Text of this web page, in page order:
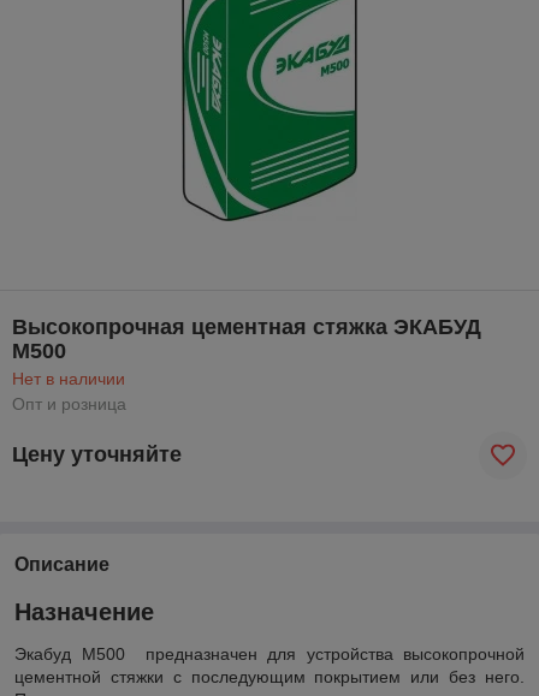
Высокопрочная цементная стяжка ЭКАБУД
М500
Нет в наличии
Опт и розница
Цену уточняйте
Описание
Назначение
Экабуд М500 предназначен для устройства высокопрочной
цементной стяжки с последующим покрытием или без него.